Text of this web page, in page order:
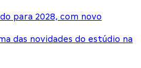
para 2028, com novo
das novidades do estúdio na